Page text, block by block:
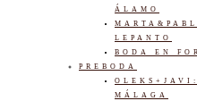
ÁLAMO
LEPANTO
BODA EN
PREBODA
MÁLAGA